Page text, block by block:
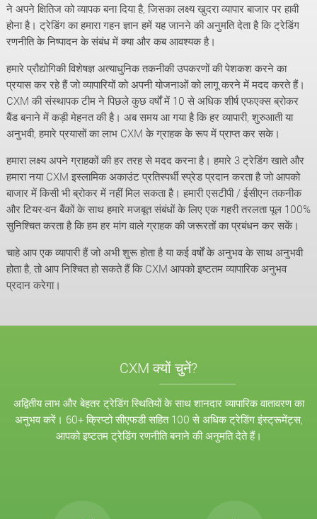
ने अपने क्षितिज को व्यापक बना दिया है, जिसका लक्ष्य खुदरा व्यापार बाजार पर हावी
होना है। ट्रेडिंग का हमारा गहन ज्ञान हमें यह जानने की अनुमति देता है कि ट्रेडिंग
रणनीति के निष्पादन के संबंध में क्या और कब आवश्यक है।
हमारे प्रौद्योगिकी विशेषज्ञ अत्याधुनिक तकनीकी उपकरणों की पेशकश करने का
प्रयास कर रहे हैं जो व्यापारियों को अपनी योजनाओं को लागू करने में मदद करते हैं।
CXM की संस्थापक टीम ने पिछले कुछ वर्षों में 10 से अधिक शीर्ष एफएक्स ब्रोकर
बैंड बनाने में कड़ी मेहनत की है। अब समय आ गया है कि हर व्यापारी, शुरुआती या
अनुभवी, हमारे प्रयासों का लाभ CXM के ग्राहक के रूप में प्राप्त कर सके।
हमारा लक्ष्य अपने ग्राहकों की हर तरह से मदद करना है। हमारे 3 ट्रेडिंग खाते और
हमारा नया CXM इस्लामिक अकाउंट प्रतिस्पर्धी स्प्रेड प्रदान करता है जो आपको
बाजार में किसी भी ब्रोकर में नहीं मिल सकता है। हमारी एसटीपी / ईसीएन तकनीक
और टियर-वन बैंकों के साथ हमारे मजबूत संबंधों के लिए एक गहरी तरलता पूल 100%
सुनिश्चित करता है कि हम हर मांग वाले ग्राहक की जरूरतों का प्रबंधन कर सकें।
चाहे आप एक व्यापारी हैं जो अभी शुरू होता है या कई वर्षों के अनुभव के साथ अनुभवी
होता है, तो आप निश्चित हो सकते हैं कि CXM आपको इष्टतम व्यापारिक अनुभव
प्रदान करेगा।
CXM क्यों चुनें?
अद्वितीय लाभ और बेहतर ट्रेडिंग स्थितियों के साथ शानदार व्यापारिक वातावरण का
अनुभव करें। 60+ क्रिप्टो सीएफडी सहित 100 से अधिक ट्रेडिंग इंस्ट्रूमेंट्स,
आपको इष्टतम ट्रेडिंग रणनीति बनाने की अनुमति देते हैं।